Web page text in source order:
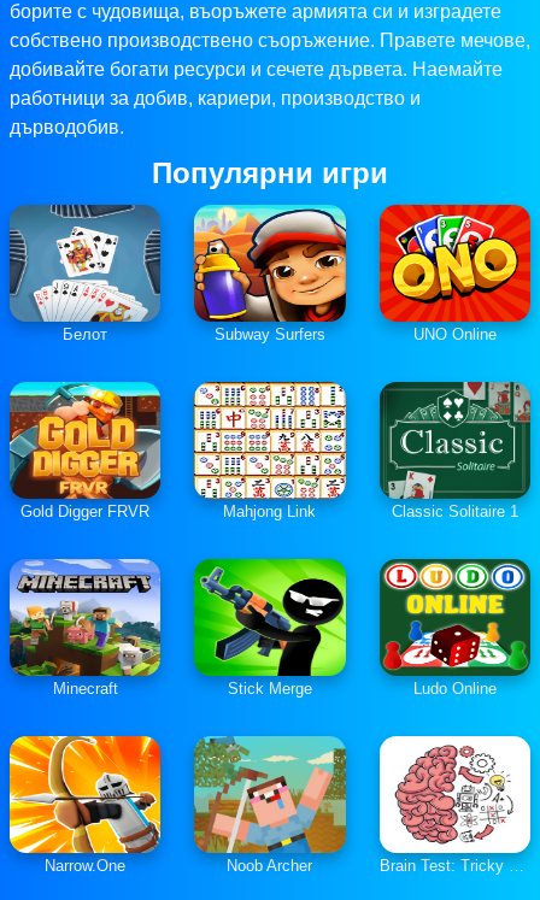
борите с чудовища, въоръжете армията си и изградете
собствено производствено съоръжение. Правете мечове,
добивайте богати ресурси и сечете дървета. Наемайте
работници за добив, кариери, производство и
дърводобив.
Популярни игри
Белот Subway Surfers UNO Online
Gold Digger FRVR Mahjong Link Classic Solitaire 1
Minecraft Stick Merge Ludo Online
Narrow.One Noob Archer Brain Test: Tricky Puzzles